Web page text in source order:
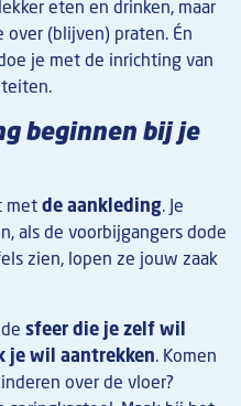
eten en drinken, maar
over (blijven) praten. Én
je met de inrichting van
beginnen bij je
metde aankleding. Je
als de voorbijgangers dode
zien, lopen ze jouw zaak
sfeer die je zelf wil
je wil aantrekken. Komen
over de vloer?